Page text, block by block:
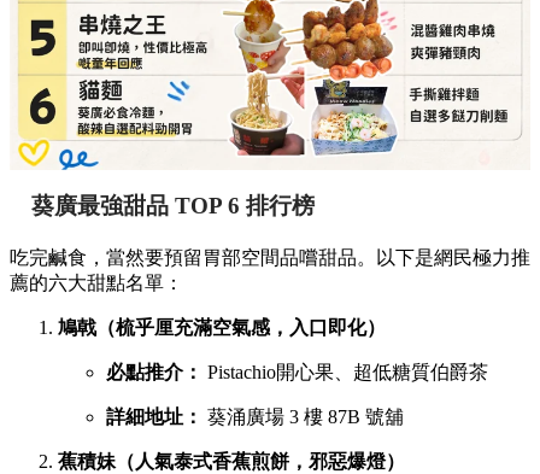
必點推介： 混醬雞肉串燒、爽彈豬頸肉
詳細地址： 葵涌廣場 3 樓 89B 號舖
貓麵（必食冷麵，酸辣自選配料勁開胃）
手撕雞拌麵、自選多餸刀削麵
詳細地址：葵涌廣場 3 樓 Top World 3069-T18 號